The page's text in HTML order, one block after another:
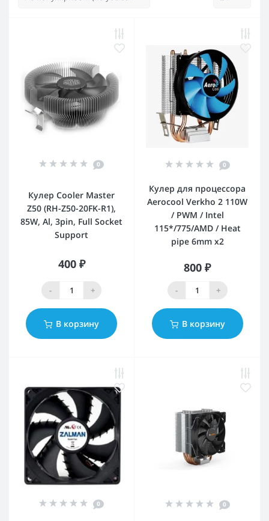
0
Кулер Cooler Master
Z50 (RH-Z50-20FK-R1),
85W, Al, 3pin, Full Socket
Support
400 ₽
- +
В корзину
0
Кулер для процессора
Aerocool Verkho 2 110W
/ PWM / Intel
115*/775/AMD / Heat
pipe 6mm x2
800 ₽
- +
В корзину
0 0